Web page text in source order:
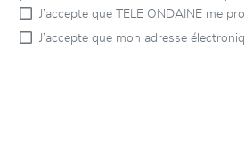
J’accepte que TELE ONDAINE me
J’accepte que mon adresse